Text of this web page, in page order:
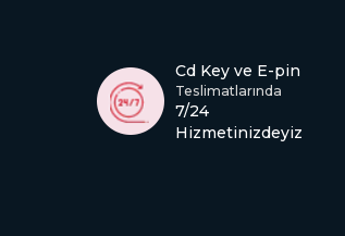
Cd Key ve E-pin
Teslimatlarında
7/24
Hizmetinizdeyiz